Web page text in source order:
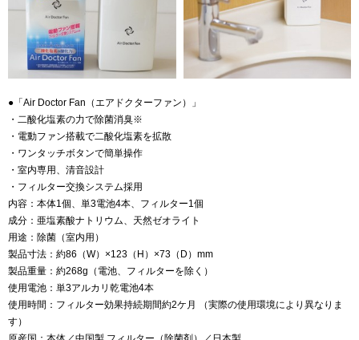
●「Air Doctor Fan（エアドクターファン）」
・二酸化塩素の力で除菌消臭※
・電動ファン搭載で二酸化塩素を拡散
・ワンタッチボタンで簡単操作
・室内専用、清音設計
・フィルター交換システム採用
内容：本体1個、単3電池4本、フィルター1個
成分：亜塩素酸ナトリウム、天然ゼオライト
用途：除菌（室内用）
製品寸法：約86（W）×123（H）×73（D）mm
製品重量：約268g（電池、フィルターを除く）
使用電池：単3アルカリ乾電池4本
使用時間：フィルター効果持続期間約2ケ月 （実際の使用環境により異なりま
す）